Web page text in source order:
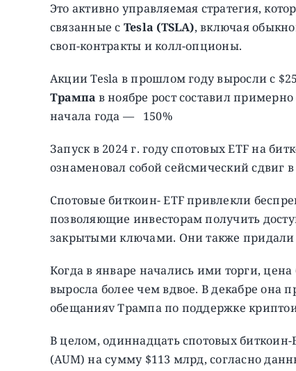
Это активно управляемая стратегия,
связанные с Tesla (TSLA), включая
своп-контракты и колл-опционы.
Акции Tesla в прошлом году выросли с
Трампа в ноябре рост составил
начала года — 150%
Запуск в 2024 г. году спотовых ETF на
ознаменовал собой сейсмический сдвиг
Спотовые биткоин- ETF привлекли
позволяющие инвесторам получить
закрытыми ключами. Они также придали
Когда в январе начались ими торги, цена
выросла более чем вдвое. В декабре она
обещанияv Трампа по поддержке
В целом, одиннадцать спотовых
(AUM) на сумму $113 млрд, согласно